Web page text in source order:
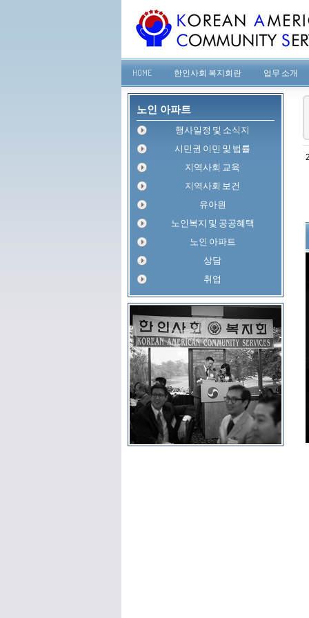
HOME 한인사회 복지회란 업무 소개
노인 아파트
행사일정 및 소식지
시민권 이민 및 법률
지역사회 교육
지역사회 보건
유아원
노인복지 및 공공혜택
노인 아파트
상담
취업